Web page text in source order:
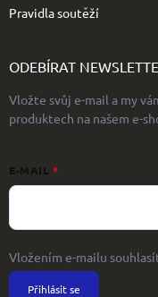
Pravidla soutěží
ODEBÍRAT
Vložte svůj e-mail a my
produktech na našem e-
E-MAIL
Vložením e-mailu
Přihlásit se